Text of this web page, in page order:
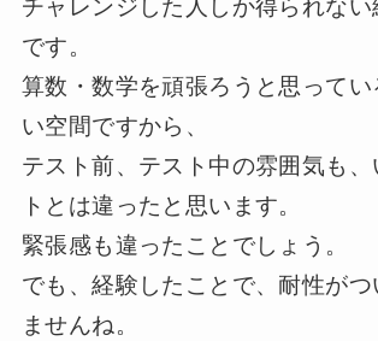
です。
算数・数学を頑張ろうと思って
い空間ですから、
テスト前、テスト中の雰囲気も
トとは違ったと思います。
緊張感も違ったことでしょう。
でも、経験したことで、耐性が
ませんね。